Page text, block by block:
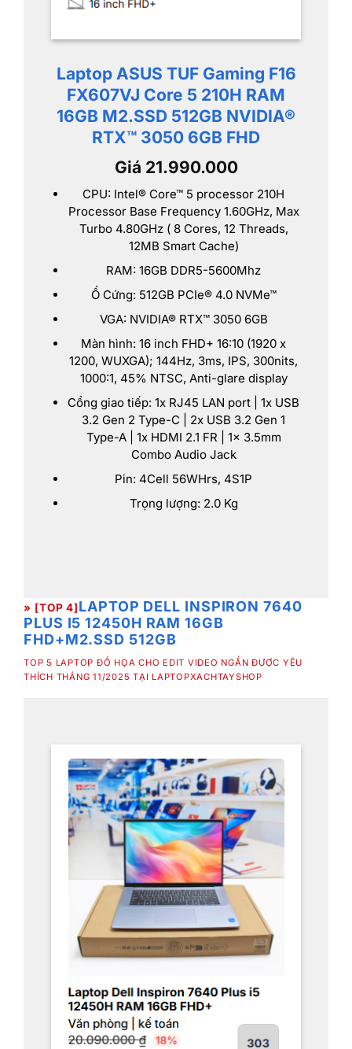
Laptop ASUS TUF Gaming F16
FX607VJ Core 5 210H RAM
16GB M2.SSD 512GB NVIDIA®
RTX™ 3050 6GB FHD
Giá 21.990.000
CPU: Intel® Core™ 5 processor 210H
Processor Base Frequency 1.60GHz, Max
Turbo 4.80GHz ( 8 Cores, 12 Threads,
12MB Smart Cache)
RAM: 16GB DDR5-5600Mhz
Ổ Cứng: 512GB PCIe® 4.0 NVMe™
VGA: NVIDIA® RTX™ 3050 6GB
Màn hình: 16 inch FHD+ 16:10 (1920 x
1200, WUXGA); 144Hz, 3ms, IPS, 300nits,
1000:1, 45% NTSC, Anti-glare display
Cổng giao tiếp: 1x RJ45 LAN port | 1x USB
3.2 Gen 2 Type-C | 2x USB 3.2 Gen 1
Type-A | 1x HDMI 2.1 FR | 1x 3.5mm
Combo Audio Jack
Pin: 4Cell 56WHrs, 4S1P
Trọng lượng: 2.0 Kg
» [TOP 4]LAPTOP DELL INSPIRON 7640
PLUS I5 12450H RAM 16GB
FHD+M2.SSD 512GB
TOP 5 LAPTOP ĐỒ HỌA CHO EDIT VIDEO NGẮN ĐƯỢC YÊU
THÍCH THÁNG 11/2025 TẠI LAPTOPXACHTAYSHOP